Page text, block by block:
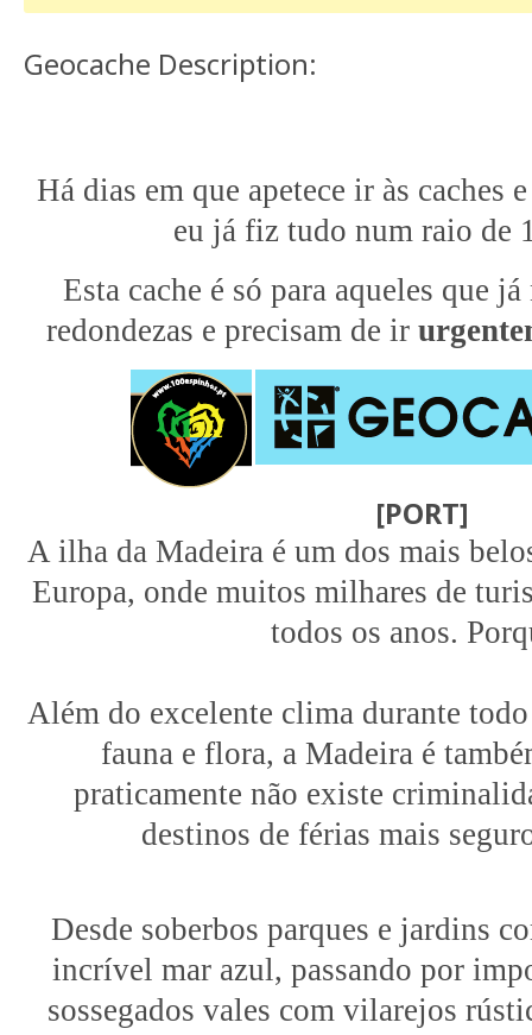
Geocache Description:
Há dias em que apetece ir às caches
eu já fiz tudo num raio de
Esta cache é só para aqueles que
redondezas e precisam de ir
[PORT]
A ilha da Madeira é um dos mais
Europa, onde muitos milhares de
todos os anos.
Além do excelente clima durante
fauna e flora, a Madeira é
praticamente não existe
destinos de férias mais
Desde soberbos parques e jardins
incrível mar azul, passando por
sossegados vales com vilarejos